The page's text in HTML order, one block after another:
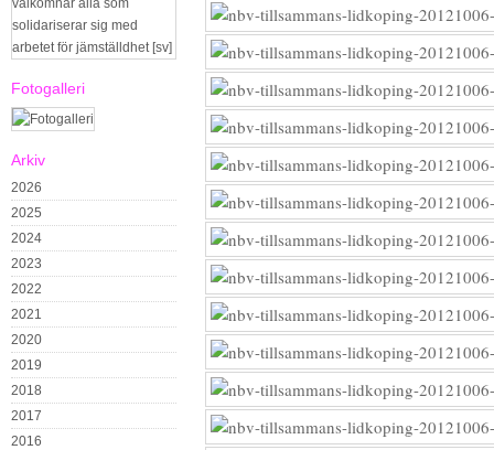
Fotogalleri
Arkiv
2026
2025
2024
2023
2022
2021
2020
2019
2018
2017
2016